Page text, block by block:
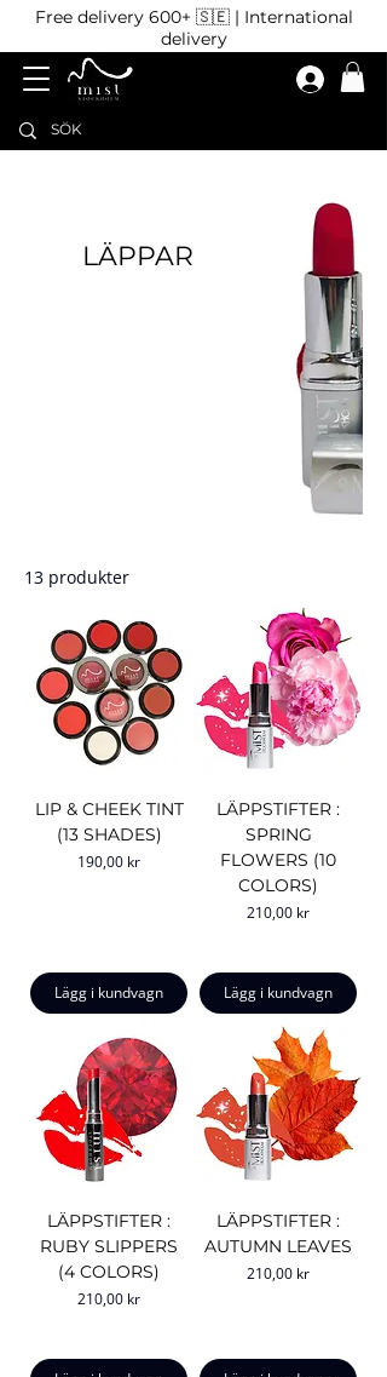
Free delivery 600+ 🇸🇪 | International
delivery
LÄPPAR
13 produkter
LIP & CHEEK TINT
(13 SHADES)
Pris
190,00 kr
Lägg i kundvagn
LÄPPSTIFTER :
SPRING
FLOWERS (10
COLORS)
Pris
210,00 kr
Lägg i kundvagn
LÄPPSTIFTER :
RUBY SLIPPERS
(4 COLORS)
Pris
210,00 kr
LÄPPSTIFTER :
AUTUMN LEAVES
Pris
210,00 kr